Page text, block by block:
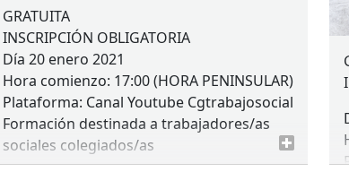
GRATUITA
INSCRIPCIÓN OBLIGATORIA
Día 20 enero 2021
Hora comienzo: 17:00 (HORA PENINSULAR)
Plataforma: Canal Youtube Cgtrabajosocial
Formación destinada a trabajadores/as
sociales colegiados/as